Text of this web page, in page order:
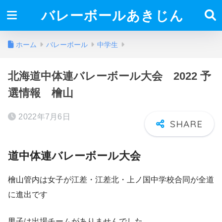
バレーボールあきじん
ホーム バレーボール 中学生
北海道中体連バレーボール大会 2022 予
選情報 檜山
2022年7月6日
道中体連バレーボール大会
檜山管内は女子が江差・江差北・上ノ国中学校合同が全道
に進出です